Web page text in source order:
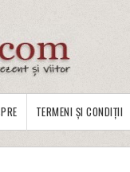
TERMENI ȘI CONDIȚII